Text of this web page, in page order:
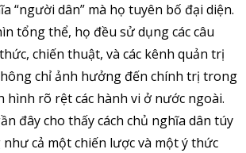
“người dân” mà họ tuyên bố đại diện.
tổng thể, họ đều sử dụng các câu
chiến thuật, và các kênh quản trị
chỉ ảnh hưởng đến chính trị trong
hình rõ rệt các hành vi ở nước ngoài.
đây cho thấy cách chủ nghĩa dân túy
cả một chiến lược và một ý thức